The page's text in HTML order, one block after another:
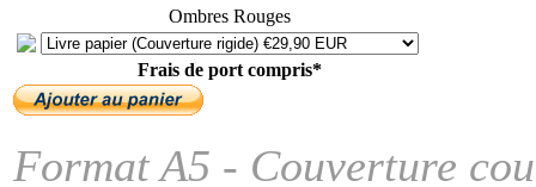
Ombres Rouges
Frais de port compris*
Format A5 - Couverture